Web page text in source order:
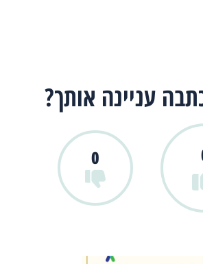
עניינה אותך?
0